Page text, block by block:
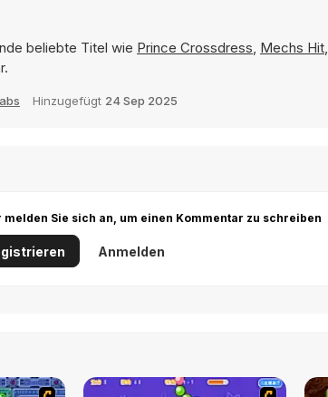
beliebte Titel wie Prince Crossdress, Mechs Hit,
Hinzugefügt 24 Sep 2025
Sie sich an, um einen Kommentar zu schreiben
Anmelden